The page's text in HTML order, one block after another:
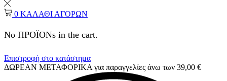
0 ΚΑΛΑΘΙ ΑΓΟΡΩΝ
No ΠΡΟΪΟΝs in the cart.
Επιστροφή στο κατάστημα
ΔΩΡΕΑΝ ΜΕΤΑΦΟΡΙΚΑ για παραγγελίες άνω των 39,00 €